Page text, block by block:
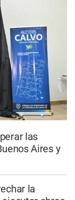
las
Aires y
la